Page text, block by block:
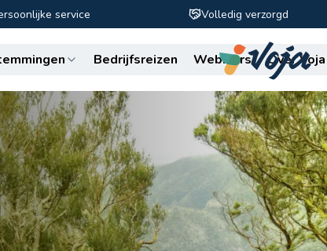
service Volledig verzorgd
Bedrijfsreizen Webinars Over Voja